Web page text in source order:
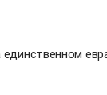
единственном